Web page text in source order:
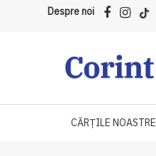
Despre noi
CĂRȚILE NOASTRE